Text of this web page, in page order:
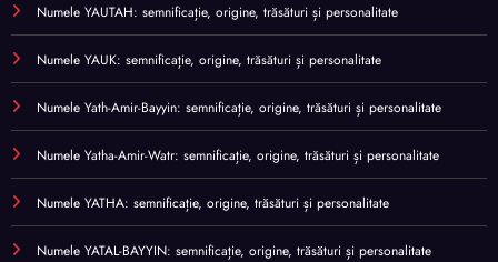
Numele YAUTAH: semnificație, origine, trăsături și personalitate
Numele YAUK: semnificație, origine, trăsături și personalitate
Numele Yath-Amir-Bayyin: semnificație, origine, trăsături și personalitate
Numele Yatha-Amir-Watr: semnificație, origine, trăsături și personalitate
Numele YATHA: semnificație, origine, trăsături și personalitate
Numele YATAL-BAYYIN: semnificație, origine, trăsături și personalitate